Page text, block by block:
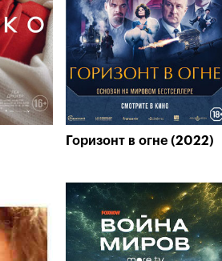
Горизонт в огне (2022)